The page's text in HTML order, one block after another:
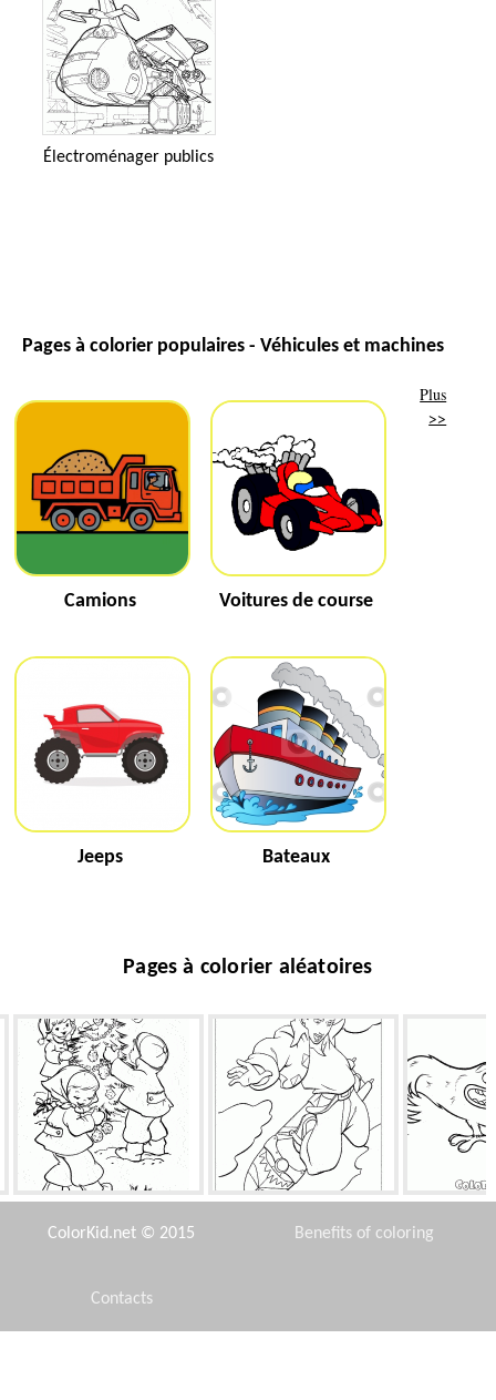
Électroménager publics
Pages à colorier populaires - Véhicules et machines
Camions Voitures de course
Jeeps Bateaux
Plus
>>
Pages à colorier aléatoires
Arbre de Noël Robe Conseil Voler
ColorKid.net © 2015 Benefits of coloring
Contacts